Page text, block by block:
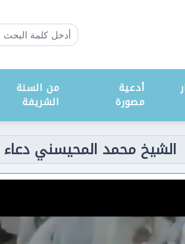
من السنة
الشريفة
أدعية
مصورة
محمد المحيسني دعاء القنوت